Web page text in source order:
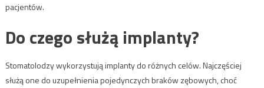
pacjentów.
Do czego służą implanty?
Stomatolodzy wykorzystują implanty do różnych celów. Najczęściej
służą one do uzupełnienia pojedynczych braków zębowych, choć